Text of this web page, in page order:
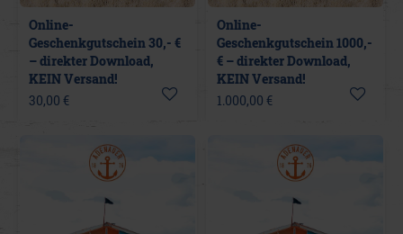
Online-
Geschenkgutschein 30,- €
– direkter Download,
KEIN Versand!
30,00 €
Online-
Geschenkgutschein 1000,-
€ – direkter Download,
KEIN Versand!
1.000,00 €